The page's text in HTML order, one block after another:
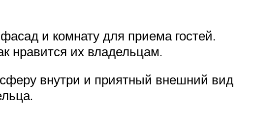
и комнату для приема гостей.
нравится их владельцам.
внутри и приятный внешний вид